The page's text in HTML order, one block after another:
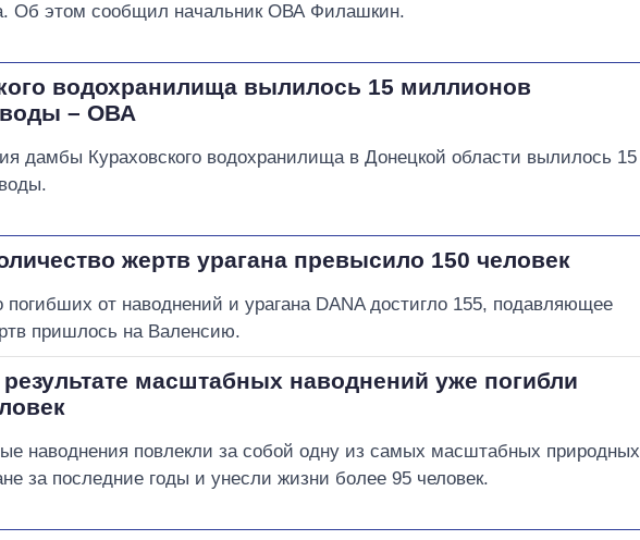
Об этом сообщил начальник ОВА Филашкин.
водохранилища вылилось 15 миллионов
– ОВА
дамбы Кураховского водохранилища в Донецкой области вылилось 15
жертв урагана превысило 150 человек
от наводнений и урагана DANA достигло 155, подавляющее
пришлось на Валенсию.
масштабных наводнений уже погибли
наводнения повлекли за собой одну из самых масштабных природных
за последние годы и унесли жизни более 95 человек.